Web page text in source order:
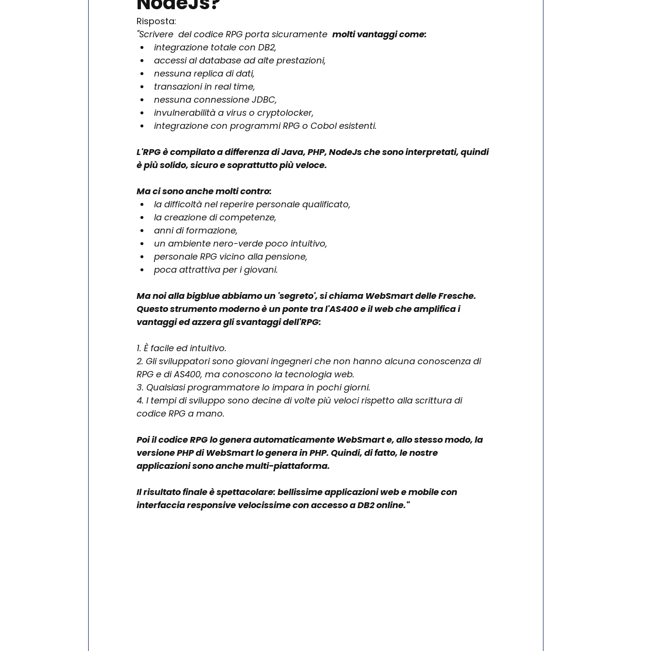
Risposta:
"Scrivere  del codice RPG porta sicuramente molti vantaggi come:
integrazione totale con DB2,
accessi al database ad alte prestazioni,
nessuna replica di dati,
transazioni in real time,
nessuna connessione JDBC,
invulnerabilità a virus o cryptolocker,
integrazione con programmi RPG o Cobol esistenti.
L'RPG è compilato a differenza di Java, PHP, NodeJs che sono interpretati, quindi
è più solido, sicuro e soprattutto più veloce.
Ma ci sono anche molti contro:
la difficoltà nel reperire personale qualificato,
la creazione di competenze,
anni di formazione,
un ambiente nero-verde poco intuitivo,
personale RPG vicino alla pensione,
poca attrattiva per i giovani.
Ma noi alla bigblue abbiamo un 'segreto', si chiama WebSmart delle Fresche.
Questo strumento moderno è un ponte tra l'AS400 e il web che amplifica i
vantaggi ed azzera gli svantaggi dell'RPG:
1. È facile ed intuitivo.
2. Gli sviluppatori sono giovani ingegneri che non hanno alcuna conoscenza di
RPG e di AS400, ma conoscono la tecnologia web.
3. Qualsiasi programmatore lo impara in pochi giorni.
4. I tempi di sviluppo sono decine di volte più veloci rispetto alla scrittura di
codice RPG a mano.
Poi il codice RPG lo genera automaticamente WebSmart e, allo stesso modo, la
versione PHP di WebSmart lo genera in PHP. Quindi, di fatto, le nostre
applicazioni sono anche multi-piattaforma.
Il risultato finale è spettacolare: bellissime applicazioni web e mobile con
interfaccia responsive velocissime con accesso a DB2 online."